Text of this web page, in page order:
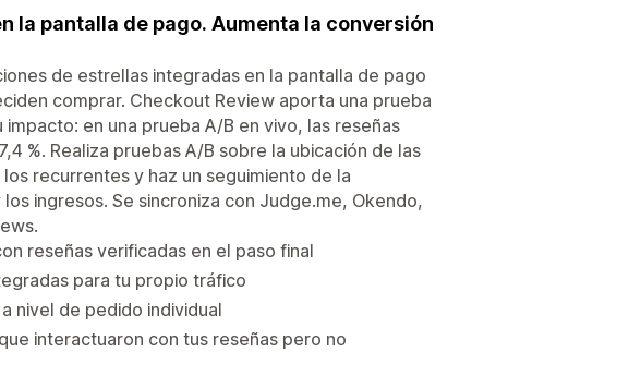
la pantalla de pago. Aumenta la conversión
de estrellas integradas en la pantalla de pago
comprar. Checkout Review aporta una prueba
en una prueba A/B en vivo, las reseñas
%. Realiza pruebas A/B sobre la ubicación de las
recurrentes y haz un seguimiento de la
ingresos. Se sincroniza con Judge.me, Okendo,
reseñas verificadas en el paso final
para tu propio tráfico
nivel de pedido individual
interactuaron con tus reseñas pero no